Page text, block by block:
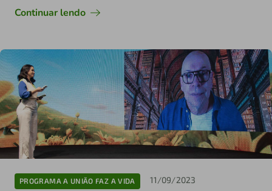
Continuar lendo
PROGRAMA A UNIÃO FAZ A VIDA 11/09/2023